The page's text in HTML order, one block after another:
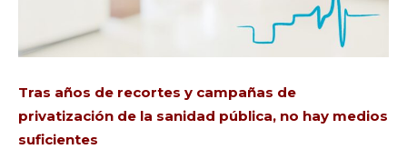
Tras años de recortes y campañas de
privatización de la sanidad pública, no hay medios
suficientes